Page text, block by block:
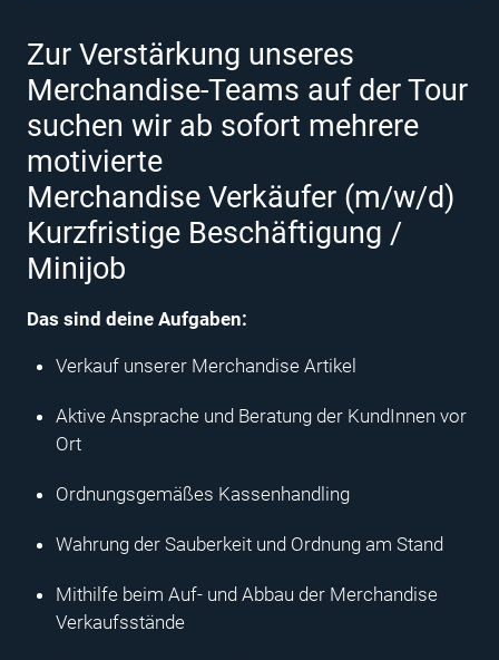
Zur Verstärkung unseres
Merchandise-Teams auf der Tour
suchen wir ab sofort mehrere
motivierte
Merchandise Verkäufer (m/w/d)
Kurzfristige Beschäftigung /
Minijob
Das sind deine Aufgaben:
Verkauf unserer Merchandise Artikel
Aktive Ansprache und Beratung der KundInnen vor
Ort
Ordnungsgemäßes Kassenhandling
Wahrung der Sauberkeit und Ordnung am Stand
Mithilfe beim Auf- und Abbau der Merchandise
Verkaufsstände